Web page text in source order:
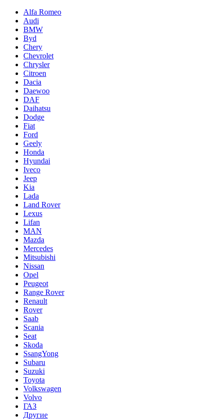
Alfa Romeo
Audi
BMW
Byd
Chery
Chevrolet
Chrysler
Citroen
Dacia
Daewoo
DAF
Daihatsu
Dodge
Fiat
Ford
Geely
Honda
Hyundai
Iveco
Jeep
Kia
Lada
Land Rover
Lexus
Lifan
MAN
Mazda
Mercedes
Mitsubishi
Nissan
Opel
Peugeot
Range Rover
Renault
Rover
Saab
Scania
Seat
Skoda
SsangYong
Subaru
Suzuki
Toyota
Volkswagen
Volvo
ГАЗ
Другие